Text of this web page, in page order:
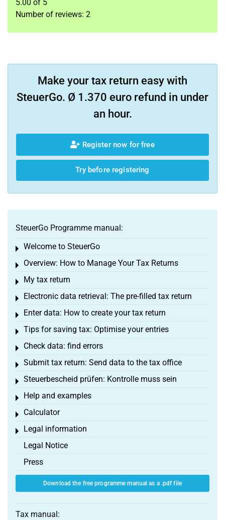
5.00 of 5
Number of reviews: 2
Make your tax return easy with
SteuerGo. Ø 1.370 euro refund in under
an hour.
Register now for free
Try before registering
SteuerGo Programme manual:
Welcome to SteuerGo
Toggle menu
Overview: How to Manage Your Tax Returns
Toggle menu
My tax return
Toggle menu
Electronic data retrieval: The pre-filled tax return
Toggle menu
Enter data: How to create your tax return
Toggle menu
Tips for saving tax: Optimise your entries
Toggle menu
Check data: find errors
Toggle menu
Submit tax return: Send data to the tax office
Toggle menu
Steuerbescheid prüfen: Kontrolle muss sein
Toggle menu
Help and examples
Toggle menu
Calculator
Toggle menu
Legal information
Toggle menu
Legal Notice
Press
Download the free programme manual as a .pdf file
Tax manual: